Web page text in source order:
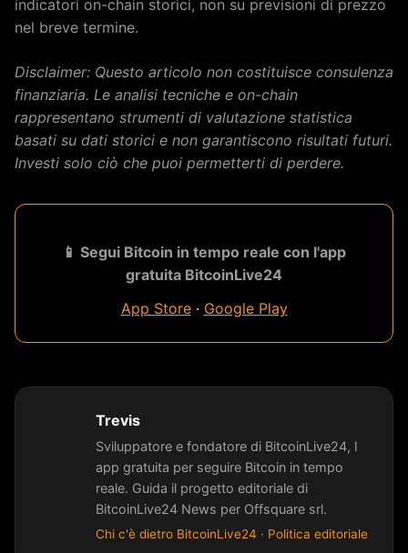
indicatori on-chain storici, non su previsioni di prezzo
nel breve termine.
Disclaimer: Questo articolo non costituisce consulenza
finanziaria. Le analisi tecniche e on-chain
rappresentano strumenti di valutazione statistica
basati su dati storici e non garantiscono risultati futuri.
Investi solo ciò che puoi permetterti di perdere.
📱 Segui Bitcoin in tempo reale con l'app
gratuita BitcoinLive24
App Store· Google Play
Trevis
Sviluppatore e fondatore di BitcoinLive24, l
app gratuita per seguire Bitcoin in tempo
reale. Guida il progetto editoriale di
BitcoinLive24 News per Offsquare srl.
Chi c'è dietro BitcoinLive24 · Politica editoriale